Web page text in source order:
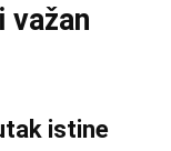
važan
istine